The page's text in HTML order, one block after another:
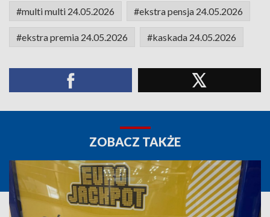
#multi multi 24.05.2026 #ekstra pensja 24.05.2026
#ekstra premia 24.05.2026 #kaskada 24.05.2026
ZOBACZ TAKŻE